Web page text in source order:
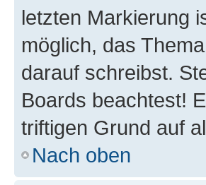
letzten Markierung
möglich, das
darauf schreibst.
Boards beachtest!
triftigen Grund auf
Nach oben